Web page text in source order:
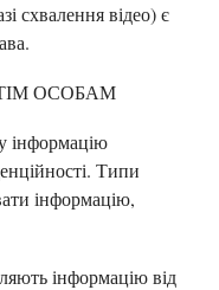
схвалення відео) є
ОСОБАМ
інформацію
Типи
інформацію,
інформацію від